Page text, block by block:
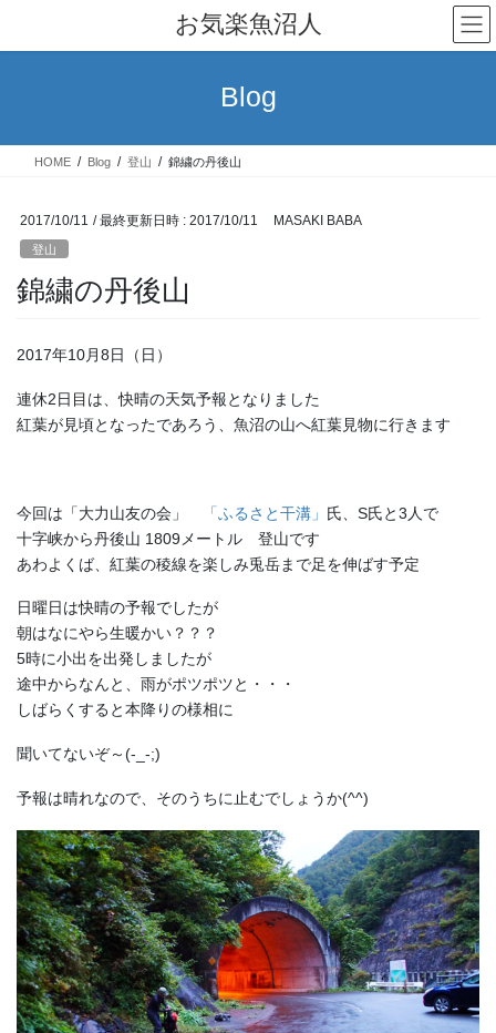
テ
ス
ゲ
ン
お気楽魚沼人
Blog
HOME Blog 登山 錦繍の丹後山
2017/10/11 / 最終更新日時 : 2017/10/11 MASAKI BABA
登山
錦繍の丹後山
2017年10月8日（日）
連休2日目は、快晴の天気予報となりました
紅葉が見頃となったであろう、魚沼の山へ紅葉見物に行きます
今回は「大力山友の会」 「ふるさと干溝」 氏、S氏と3人で
十字峡から丹後山 1809メートル 登山です
あわよくば、紅葉の稜線を楽しみ兎岳まで足を伸ばす予定
日曜日は快晴の予報でしたが
朝はなにやら生暖かい？？？
5時に小出を出発しましたが
途中からなんと、雨がポツポツと・・・
しばらくすると本降りの様相に
聞いてないぞ～(-_-;)
予報は晴れなので、そのうちに止むでしょうか(^^)